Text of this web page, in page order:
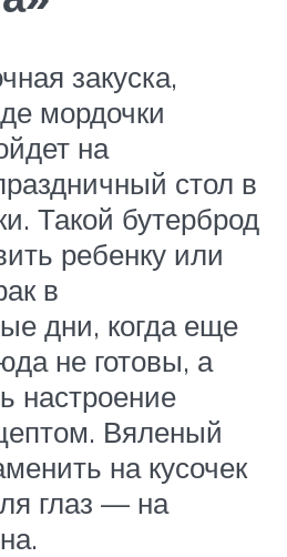
закуска,
мордочки
на
стол в
Такой бутерброд
ребенку или
в
дни, когда еще
не готовы, а
настроение
Вяленый
на кусочек
глаз — на